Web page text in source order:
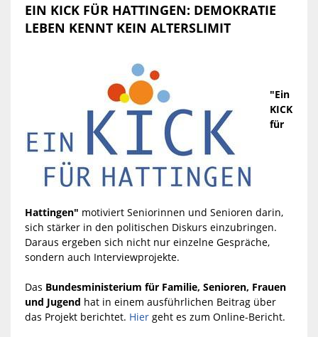
EIN KICK FÜR HATTINGEN: DEMOKRATIE
LEBEN KENNT KEIN ALTERSLIMIT
"Ein
KICK
für
Hattingen" motiviert Seniorinnen und Senioren darin,
sich stärker in den politischen Diskurs einzubringen.
Daraus ergeben sich nicht nur einzelne Gespräche,
sondern auch Interviewprojekte.
Das Bundesministerium für Familie, Senioren, Frauen
und Jugend hat in einem ausführlichen Beitrag über
das Projekt berichtet. Hiergeht es zum Online-Bericht.